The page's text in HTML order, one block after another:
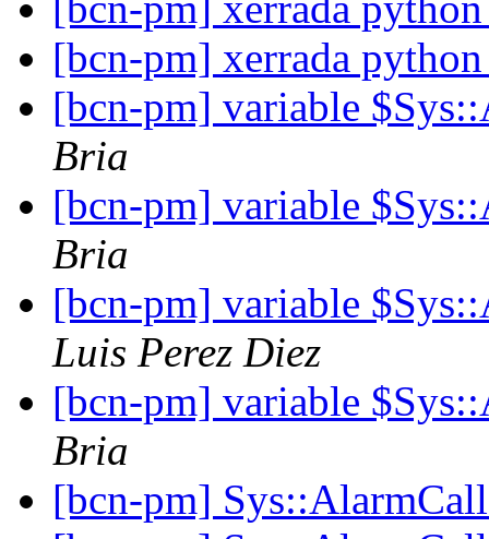
[bcn-pm] xerrada
[bcn-pm] variable
Bria
[bcn-pm] variable
Bria
[bcn-pm] variable
Luis Perez Diez
[bcn-pm] variable
Bria
[bcn-pm]